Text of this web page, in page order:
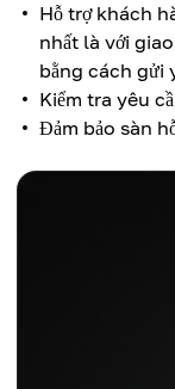
Hỗ trợ khách
nhất là với
bằng cách gửi
Kiểm tra yêu
Đảm bảo sàn